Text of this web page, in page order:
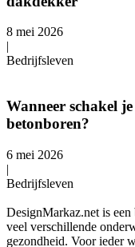
8 mei 2026
|
Bedrijfsleven
Wanneer schakel
betonboren?
6 mei 2026
|
Bedrijfsleven
DesignMarkaz.net is
veel verschillende
gezondheid. Voor ieder